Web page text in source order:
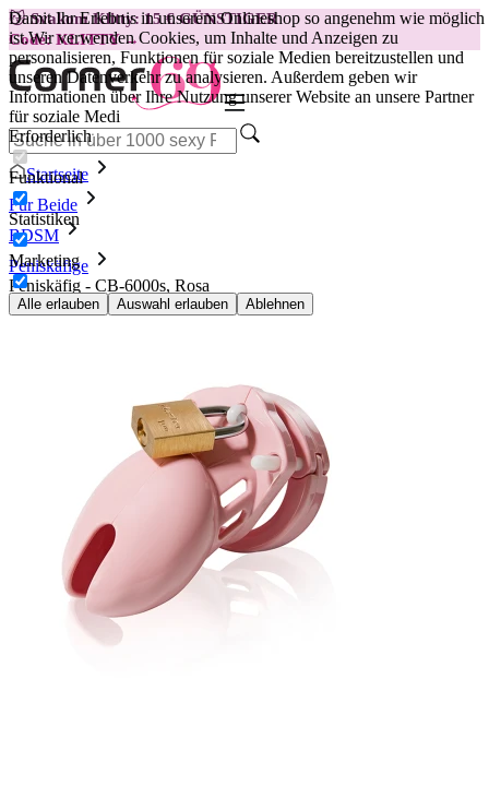
Damit Ihr Erlebnis in unserem Onlineshop so angenehm wie möglich
ist.Wir verwenden Cookies, um Inhalte und Anzeigen zu
personalisieren, Funktionen für soziale Medien bereitzustellen und
unseren Datenverkehr zu analysieren. Außerdem geben wir
Informationen über Ihre Nutzung unserer Website an unsere Partner
für soziale Medi
Erforderlich
Funktional
Statistiken
Marketing
Alle erlauben Auswahl erlauben Ablehnen
😽Svakom Klitty: 15 € GÜNSTIGER
Code: KLITTY →
Startseite
Für Beide
BDSM
Peniskäfige
Peniskäfig - CB-6000s, Rosa